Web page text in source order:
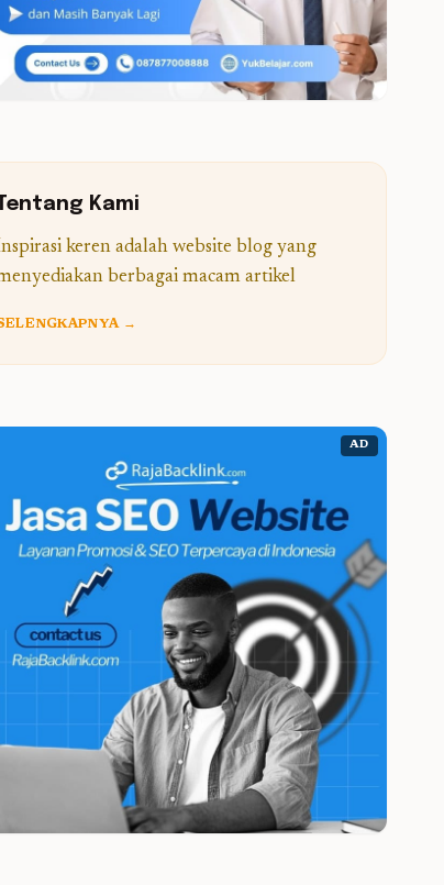
Kami
keren adalah website blog yang
berbagai macam artikel
→
AD